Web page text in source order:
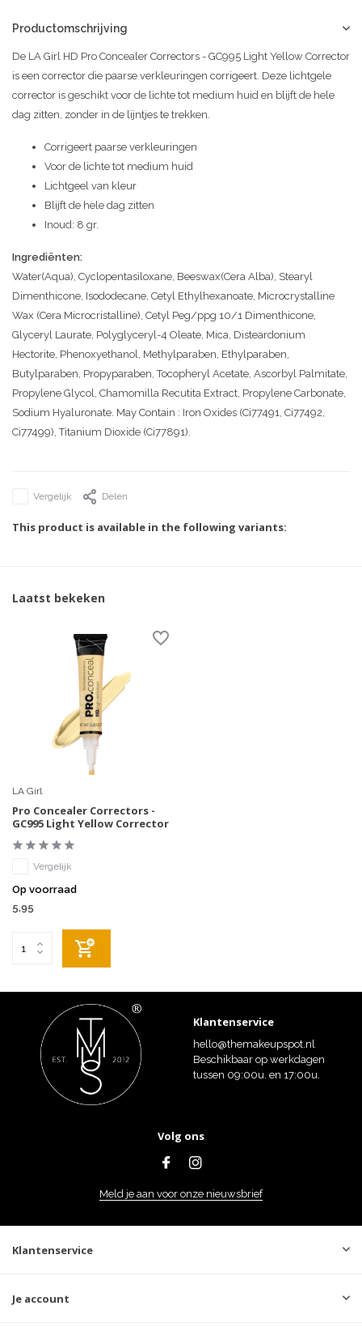
Productomschrijving
De LA Girl HD Pro Concealer Correctors - GC995 Light Yellow Corrector
is een corrector die paarse verkleuringen corrigeert. Deze lichtgele
corrector is geschikt voor de lichte tot medium huid en blijft de hele
dag zitten, zonder in de lijntjes te trekken.
Corrigeert paarse verkleuringen
Voor de lichte tot medium huid
Lichtgeel van kleur
Blijft de hele dag zitten
Inoud: 8 gr.
Ingrediënten:
Water(Aqua), Cyclopentasiloxane, Beeswax(Cera Alba), Stearyl
Dimenthicone, Isododecane, Cetyl Ethylhexanoate, Microcrystalline
Wax (Cera Microcristalline), Cetyl Peg/ppg 10/1 Dimenthicone,
Glyceryl Laurate, Polyglyceryl-4 Oleate, Mica, Disteardonium
Hectorite, Phenoxyethanol, Methylparaben, Ethylparaben,
Butylparaben, Propyparaben, Tocopheryl Acetate, Ascorbyl Palmitate,
Propylene Glycol, Chamomilla Recutita Extract, Propylene Carbonate,
Sodium Hyaluronate. May Contain : Iron Oxides (Ci77491, Ci77492,
Ci77499), Titanium Dioxide (Ci77891).
Vergelijk Delen
This product is available in the following variants:
Laatst bekeken
LA Girl
Pro Concealer Correctors -
GC995 Light Yellow Corrector
Vergelijk
Op voorraad
5,95
Klantenservice
hello@themakeupspot.nl
Beschikbaar op werkdagen
tussen 09:00u. en 17:00u.
Volg ons
Meld je aan voor onze nieuwsbrief
Klantenservice
Je account